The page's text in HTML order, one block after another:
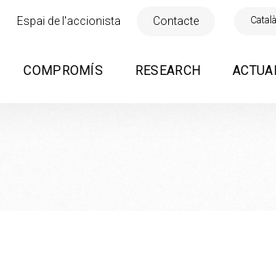
Espai de l'accionista Contacte Català
COMPROMÍS RESEARCH